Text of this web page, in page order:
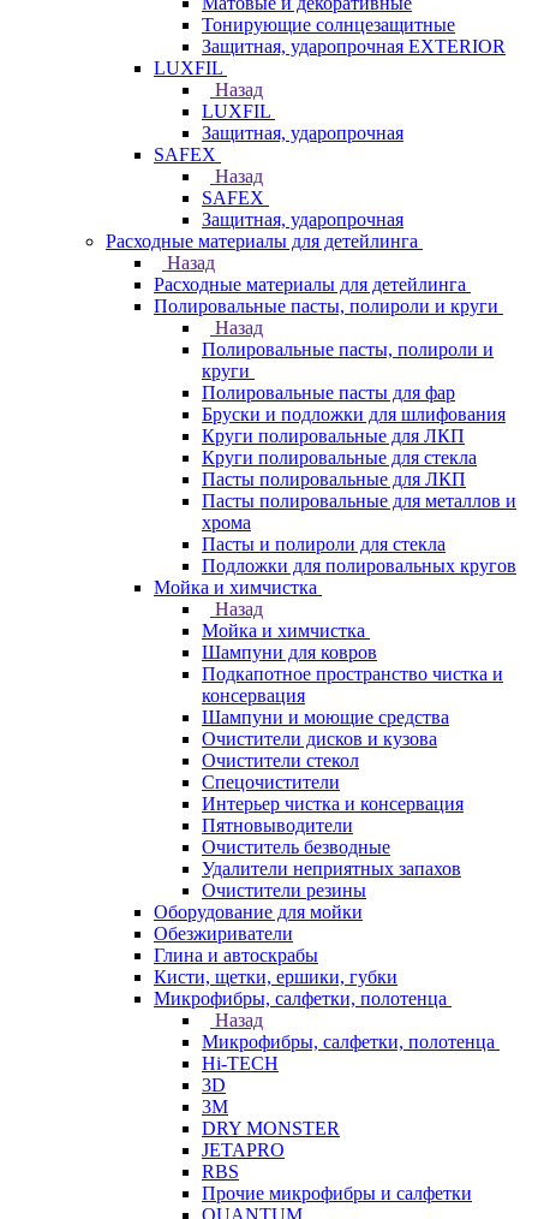
Тонирующие солнцезащитные
Защитная, ударопрочная EXTERIOR
LUXFIL
Назад
LUXFIL
Защитная, ударопрочная
SAFEX
Назад
SAFEX
Защитная, ударопрочная
Расходные материалы для детейлинга
Назад
Расходные материалы для детейлинга
Полировальные пасты, полироли и круги
Назад
Полировальные пасты, полироли и
круги
Полировальные пасты для фар
Бруски и подложки для шлифования
Круги полировальные для ЛКП
Круги полировальные для стекла
Пасты полировальные для ЛКП
Пасты полировальные для металлов и
хрома
Пасты и полироли для стекла
Подложки для полировальных кругов
Мойка и химчистка
Назад
Мойка и химчистка
Шампуни для ковров
Подкапотное пространство чистка и
консервация
Шампуни и моющие средства
Очистители дисков и кузова
Очистители стекол
Спецочистители
Интерьер чистка и консервация
Пятновыводители
Очиститель безводные
Удалители неприятных запахов
Очистители резины
Оборудование для мойки
Обезжириватели
Глина и автоскрабы
Кисти, щетки, ершики, губки
Микрофибры, салфетки, полотенца
Назад
Микрофибры, салфетки, полотенца
Hi-TECH
3D
3М
DRY MONSTER
JETAPRO
RBS
Прочие микрофибры и салфетки
QUANTUM